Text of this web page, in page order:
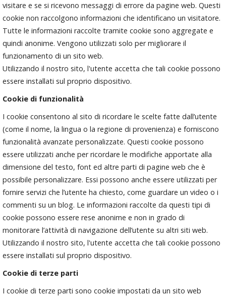
visitare e se si ricevono messaggi di errore da pagine web. Questi
cookie non raccolgono informazioni che identificano un visitatore.
Tutte le informazioni raccolte tramite cookie sono aggregate e
quindi anonime. Vengono utilizzati solo per migliorare il
funzionamento di un sito web.
Utilizzando il nostro sito, l'utente accetta che tali cookie possono
essere installati sul proprio dispositivo.
Cookie di funzionalità
I cookie consentono al sito di ricordare le scelte fatte dall’utente
(come il nome, la lingua o la regione di provenienza) e forniscono
funzionalità avanzate personalizzate. Questi cookie possono
essere utilizzati anche per ricordare le modifiche apportate alla
dimensione del testo, font ed altre parti di pagine web che è
possibile personalizzare. Essi possono anche essere utilizzati per
fornire servizi che l’utente ha chiesto, come guardare un video o i
commenti su un blog. Le informazioni raccolte da questi tipi di
cookie possono essere rese anonime e non in grado di
monitorare l’attività di navigazione dell’utente su altri siti web.
Utilizzando il nostro sito, l'utente accetta che tali cookie possono
essere installati sul proprio dispositivo.
Cookie di terze parti
I cookie di terze parti sono cookie impostati da un sito web